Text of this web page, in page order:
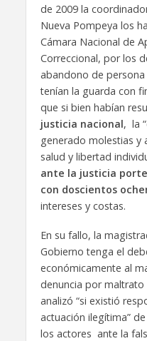
de 2009 la
Nueva Pompeya los
Cámara Nacional de
Correccional, por los
abandono de
tenían la guarda con
que si bien habían
justicia nacional, la
generado molestias y
salud y libertad
ante la justicia
con doscientos
intereses y costas.
En su fallo, la
Gobierno tenga el
económicamente al
denuncia por maltrato
analizó “si existió
actuación ilegítima”
los actores ante la